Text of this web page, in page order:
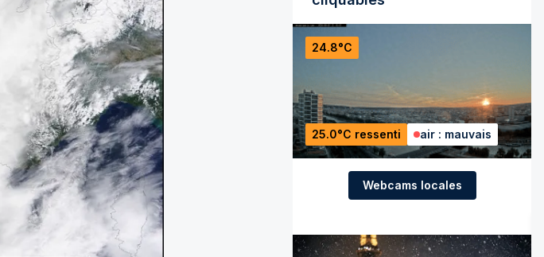
24.8°C
25.0°C ressenti air : mauvais
Webcams locales